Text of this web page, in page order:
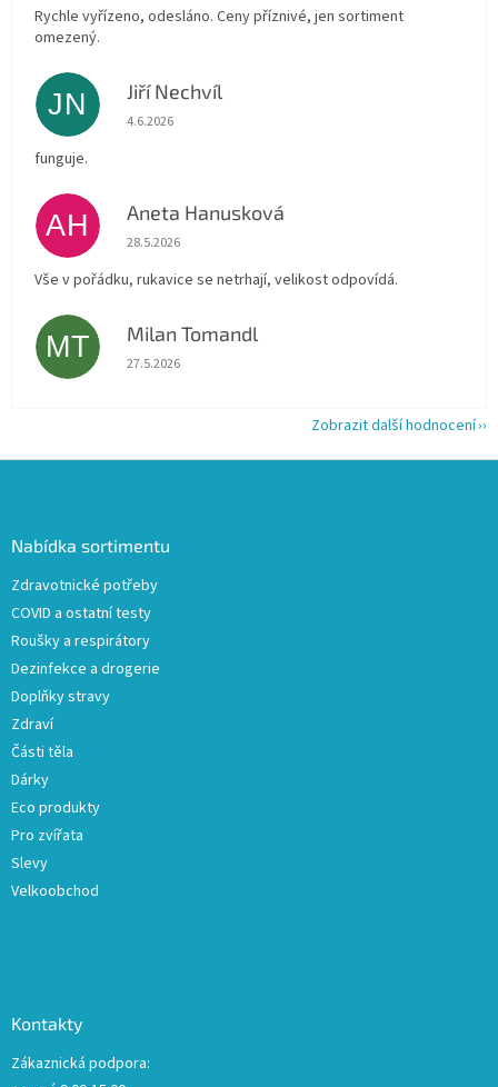
Rychle vyřízeno, odesláno. Ceny příznivé, jen sortiment
omezený.
JN Jiří Nechvíl
Hodnocení obchodu je 5 z 5 hvězdiček.
4.6.2026
funguje.
AH Aneta Hanusková
Hodnocení obchodu je 5 z 5 hvězdiček.
28.5.2026
Vše v pořádku, rukavice se netrhají, velikost odpovídá.
MT Milan Tomandl
Hodnocení obchodu je 5 z 5 hvězdiček.
27.5.2026
Zobrazit další hodnocení
Nabídka sortimentu
Zdravotnické potřeby
COVID a ostatní testy
Roušky a respirátory
Dezinfekce a drogerie
Doplňky stravy
Zdraví
Části těla
Dárky
Eco produkty
Pro zvířata
Slevy
Velkoobchod
Kontakty
Zákaznická podpora: